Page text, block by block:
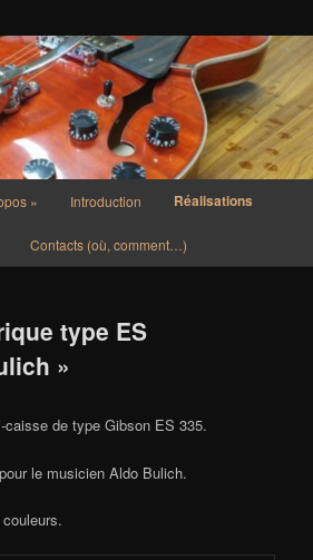
» Introduction Réalisations
Contacts (où, comment…)
type ES
»
caisse de type Gibson ES 335.
le musicien Aldo Bulich.